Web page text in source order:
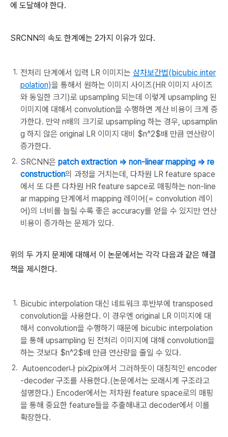
에 도달해야 한다.
SRCNN의 속도 한계에는 2가지 이유가 있다.
전처리 단계에서 입력 LR 이미지는 삼차보간법(bicubic inter
polation)을 통해서 원하는 이미지 사이즈(HR 이미지 사이즈
와 동일한 크기)로 upsampling 되는데 이렇게 upsampling 된
이미지에 대해서 convolution을 수행하면 계산 비용이 크게 증
가한다. 만약 n배의 크기로 upsampling 하는 경우, upsamplin
g 하지 않은 original LR 이미지 대비 $n^2$배 만큼 연산량이
증가한다.
SRCNN은 patch extraction => non-linear mapping => re
construction의 과정을 거치는데, 다차원 LR feature space
에서 또 다른 다차원 HR feature sapce로 매핑하는 non-line
ar mapping 단계에서 mapping 레이어(= convolution 레이
어)의 너비를 늘릴 수록 좋은 accuracy를 얻을 수 있지만 연산
비용이 증가하는 문제가 있다.
위의 두 가지 문제에 대해서 이 논문에서는 각각 다음과 같은 해결
책을 제시한다.
Bicubic interpolation 대신 네트워크 후반부에 transposed
convolution을 사용한다. 이 경우엔 original LR 이미지에 대
해서 convolution을 수행하기 때문에 bicubic interpolation
을 통해 upsampling 된 전처리 이미지에 대해 convolution을
하는 것보다 $n^2$배 만큼 연산량을 줄일 수 있다.
Autoencoder나 pix2pix에서 그러하듯이 대칭적인 encoder
-decoder 구조를 사용한다.(논문에서는 모래시계 구조라고
설명한다.) Encoder에서는 저차원 feature space로의 매핑
을 통해 중요한 feature들을 추출해내고 decoder에서 이를
확장한다.